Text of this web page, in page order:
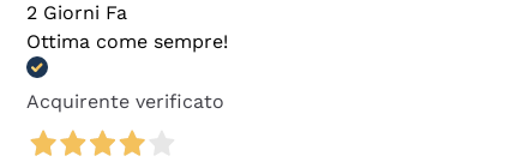
2 Giorni Fa
Ottima come sempre!
Acquirente verificato